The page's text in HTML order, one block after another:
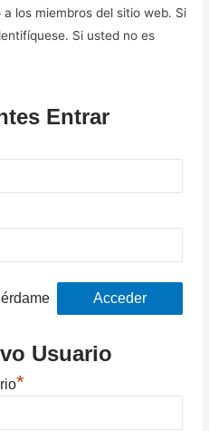
los miembros del sitio web. Si
Si usted no es
Entrar
Usuario
*